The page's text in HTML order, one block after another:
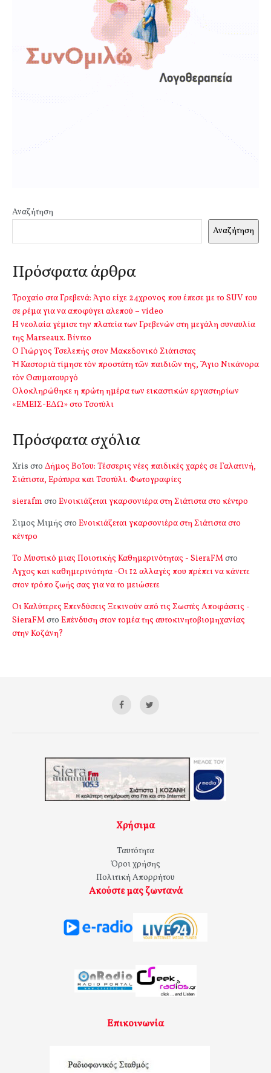
Αναζήτηση
Αναζήτηση
Πρόσφατα άρθρα
Τροχαίο στα Γρεβενά: Άγιο είχε 24χρονος που έπεσε με το SUV του
σε ρέμα για να αποφύγει αλεπού – video
Η νεολαία γέμισε την πλατεία των Γρεβενών στη μεγάλη συναυλία
της Marseaux. Βίντεο
Ο Γιώργος Τσελεπής στον Μακεδονικό Σιάτιστας
Ἡ Καστοριὰ τίμησε τὸν προστάτη τῶν παιδιῶν της, Ἅγιο Νικάνορα
τὸν Θαυματουργό
Ολοκληρώθηκε η πρώτη ημέρα των εικαστικών εργαστηρίων
«ΕΜΕΙΣ-ΕΔΩ» στο Τσοτύλι
Πρόσφατα σχόλια
Xris στο Δήμος Βοΐου: Τέσσερις νέες παιδικές χαρές σε Γαλατινή,
Σιάτιστα, Εράτυρα και Τσοτύλι. Φωτογραφίες
sierafm στο Ενοικιάζεται γκαρσονιέρα στη Σιάτιστα στο κέντρο
Σιμος Μιμής στο Ενοικιάζεται γκαρσονιέρα στη Σιάτιστα στο
κέντρο
Το Μυστικό μιας Ποιοτικής Καθημερινότητας - SieraFMστο
Αγχος και καθημερινότητα -Οι 12 αλλαγές που πρέπει να κάνετε
στον τρόπο ζωής σας για να το μειώσετε
Οι Καλύτερες Επενδύσεις Ξεκινούν από τις Σωστές Αποφάσεις -
SieraFMστο Επένδυση στον τομέα της αυτοκινητοβιομηχανίας
στην Κοζάνη?
Χρήσιμα
Ταυτότητα
Όροι χρήσης
Πολιτική Απορρήτου
Ακούστε μας ζωντανά
Επικοινωνία